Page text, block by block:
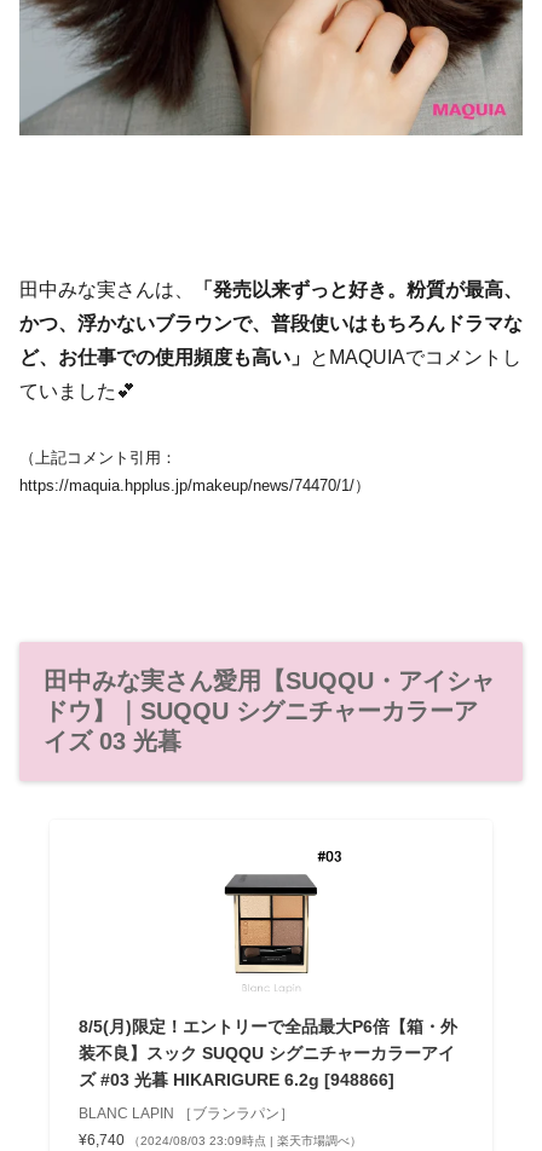
田中みな実さんは、
「発売以来ずっと好き。粉質が最高、
かつ、浮かないブラウンで、普段使いはもちろんドラマな
ど、お仕事での使用頻度も高い」 とMAQUIAでコメントし
ていました💕
（上記コメント引用：
https://maquia.hpplus.jp/makeup/news/74470/1/）
田中みな実さん愛用【SUQQU・アイシャ
ドウ】｜SUQQU シグニチャーカラーア
イズ 03 光暮
8/5(月)限定！エントリーで全品最大P6倍【箱・外
装不良】スック SUQQU シグニチャーカラーアイ
ズ #03 光暮 HIKARIGURE 6.2g [948866]
BLANC LAPIN ［ブランラパン］
¥6,740
（2024/08/03 23:09時点 | 楽天市場調べ）